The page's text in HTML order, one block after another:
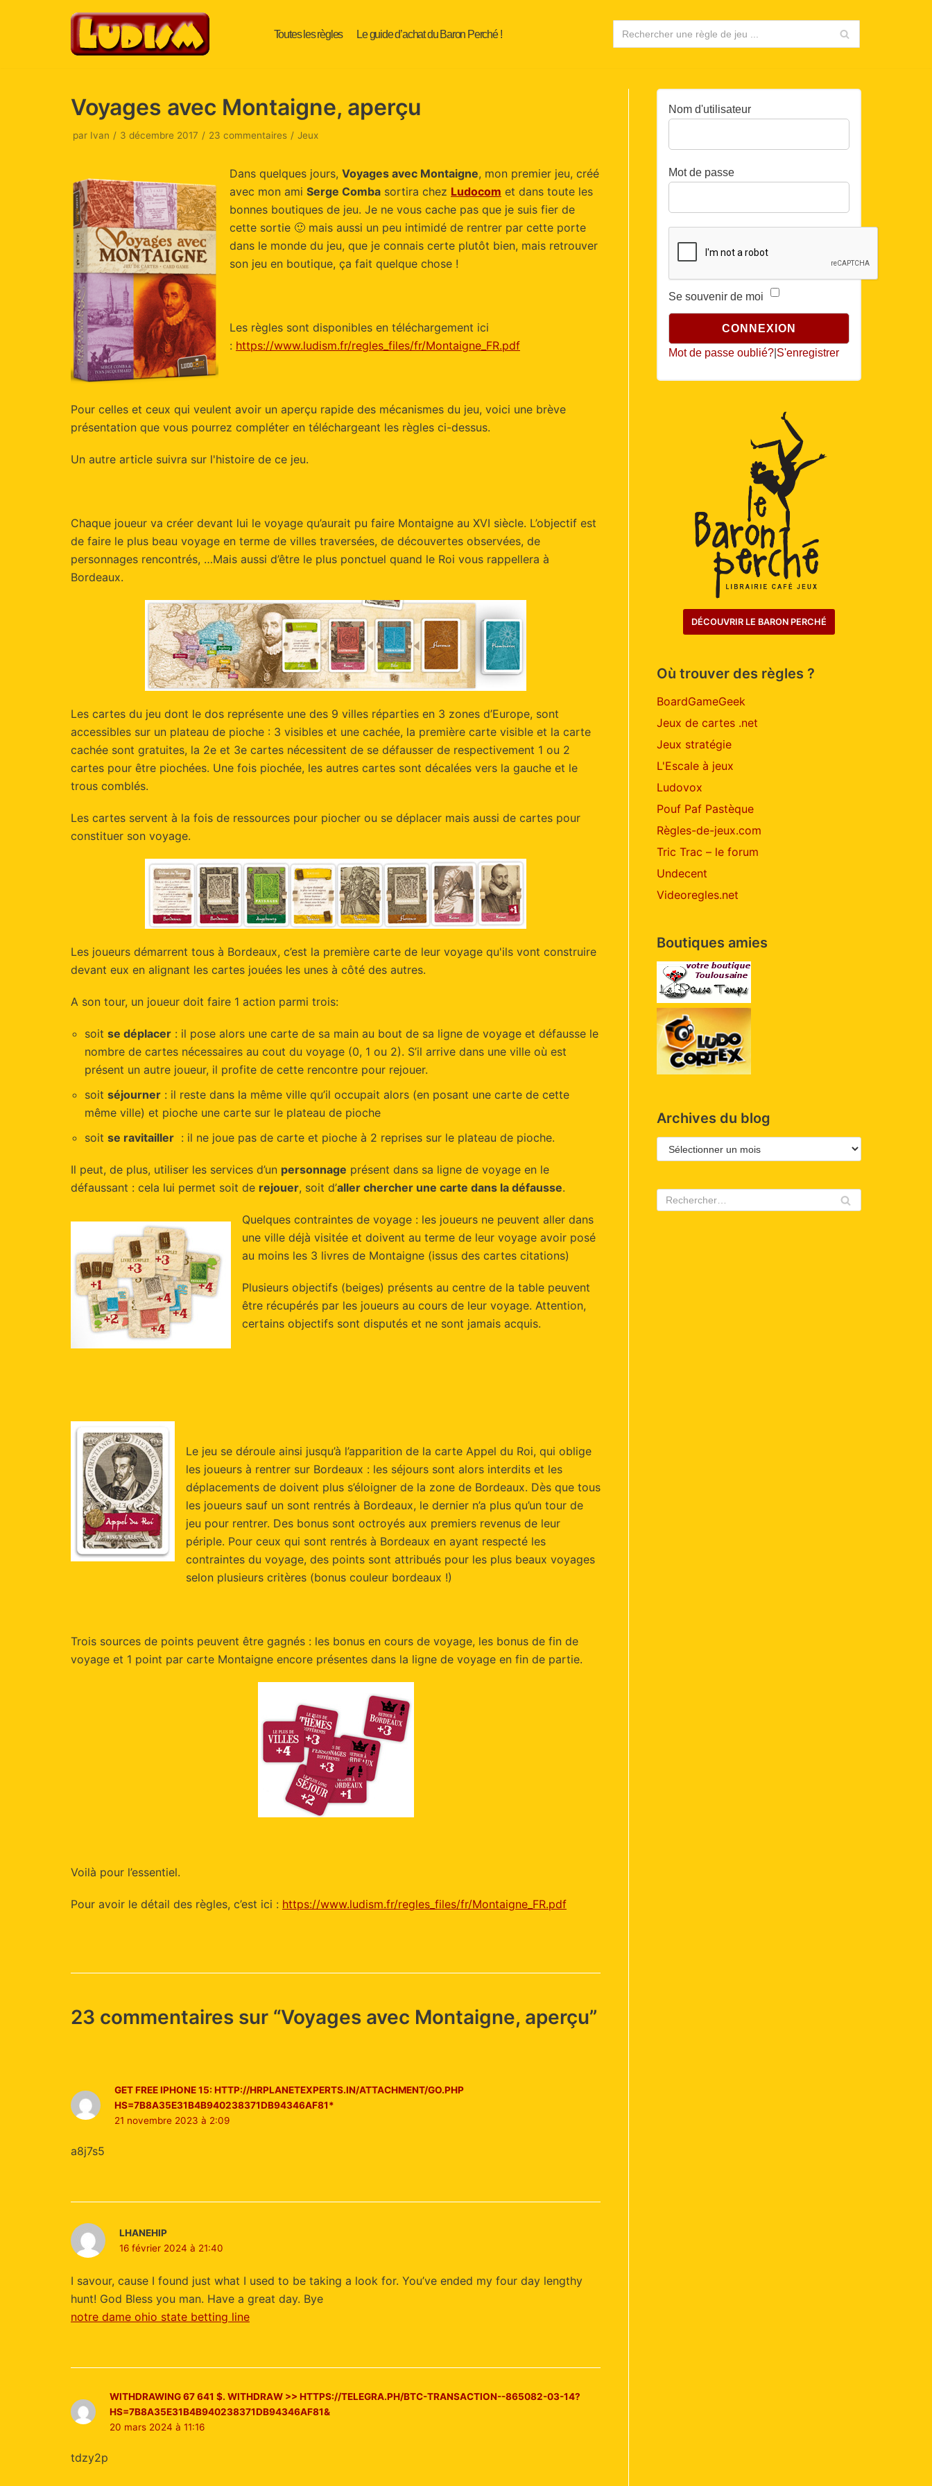
Toutes les règles Le guide d’achat du Baron Perché !
Voyages avec Montaigne, aperçu
par Ivan 3 décembre 2017 23 commentaires Jeux
Dans quelques jours, Voyages avec Montaigne, mon premier jeu, créé
avec mon ami Serge Comba sortira chez Ludocom et dans toute les
bonnes boutiques de jeu. Je ne vous cache pas que je suis fier de
cette sortie 🙂 mais aussi un peu intimidé de rentrer par cette porte
dans le monde du jeu, que je connais certe plutôt bien, mais retrouver
son jeu en boutique, ça fait quelque chose !
Les règles sont disponibles en téléchargement ici
: https://www.ludism.fr/regles_files/fr/Montaigne_FR.pdf
Pour celles et ceux qui veulent avoir un aperçu rapide des mécanismes du jeu, voici une brève
présentation que vous pourrez compléter en téléchargeant les règles ci-dessus.
Un autre article suivra sur l'histoire de ce jeu.
Chaque joueur va créer devant lui le voyage qu’aurait pu faire Montaigne au XVI siècle. L’objectif est
de faire le plus beau voyage en terme de villes traversées, de découvertes observées, de
personnages rencontrés, …Mais aussi d’être le plus ponctuel quand le Roi vous rappellera à
Bordeaux.
Les cartes du jeu dont le dos représente une des 9 villes réparties en 3 zones d’Europe, sont
accessibles sur un plateau de pioche : 3 visibles et une cachée, la première carte visible et la carte
cachée sont gratuites, la 2e et 3e cartes nécessitent de se défausser de respectivement 1 ou 2
cartes pour être piochées. Une fois piochée, les autres cartes sont décalées vers la gauche et le
trous comblés.
Les cartes servent à la fois de ressources pour piocher ou se déplacer mais aussi de cartes pour
constituer son voyage.
Les joueurs démarrent tous à Bordeaux, c’est la première carte de leur voyage qu'ils vont construire
devant eux en alignant les cartes jouées les unes à côté des autres.
A son tour, un joueur doit faire 1 action parmi trois:
soit se déplacer : il pose alors une carte de sa main au bout de sa ligne de voyage et défausse le
nombre de cartes nécessaires au cout du voyage (0, 1 ou 2). S’il arrive dans une ville où est
présent un autre joueur, il profite de cette rencontre pour rejouer.
soit séjourner : il reste dans la même ville qu’il occupait alors (en posant une carte de cette
même ville) et pioche une carte sur le plateau de pioche
soit se ravitailler : il ne joue pas de carte et pioche à 2 reprises sur le plateau de pioche.
Il peut, de plus, utiliser les services d’un personnage présent dans sa ligne de voyage en le
défaussant : cela lui permet soit de rejouer, soit d’aller chercher une carte dans la défausse.
Quelques contraintes de voyage : les joueurs ne peuvent aller dans
une ville déjà visitée et doivent au terme de leur voyage avoir posé
au moins les 3 livres de Montaigne (issus des cartes citations)
Plusieurs objectifs (beiges) présents au centre de la table peuvent
être récupérés par les joueurs au cours de leur voyage. Attention,
certains objectifs sont disputés et ne sont jamais acquis.
Le jeu se déroule ainsi jusqu’à l’apparition de la carte Appel du Roi, qui oblige
les joueurs à rentrer sur Bordeaux : les séjours sont alors interdits et les
déplacements de doivent plus s’éloigner de la zone de Bordeaux. Dès que tous
les joueurs sauf un sont rentrés à Bordeaux, le dernier n’a plus qu’un tour de
jeu pour rentrer. Des bonus sont octroyés aux premiers revenus de leur
périple. Pour ceux qui sont rentrés à Bordeaux en ayant respecté les
contraintes du voyage, des points sont attribués pour les plus beaux voyages
selon plusieurs critères (bonus couleur bordeaux !)
Trois sources de points peuvent être gagnés : les bonus en cours de voyage, les bonus de fin de
voyage et 1 point par carte Montaigne encore présentes dans la ligne de voyage en fin de partie.
Voilà pour l’essentiel.
Pour avoir le détail des règles, c’est ici : https://www.ludism.fr/regles_files/fr/Montaigne_FR.pdf
23 commentaires sur “Voyages avec Montaigne, aperçu”
GET FREE IPHONE 15: HTTP://HRPLANETEXPERTS.IN/ATTACHMENT/GO.PHP
HS=7B8A35E31B4B940238371DB94346AF81*
21 novembre 2023 à 2:09
a8j7s5
LHANEHIP
16 février 2024 à 21:40
I savour, cause I found just what I used to be taking a look for. You’ve ended my four day lengthy
hunt! God Bless you man. Have a great day. Bye
notre dame ohio state betting line
WITHDRAWING 67 641 $. WITHDRАW >> HTTPS://TELEGRA.PH/BTC-TRANSACTION--865082-03-14?
HS=7B8A35E31B4B940238371DB94346AF81&
20 mars 2024 à 11:16
tdzy2p
Nom d'utilisateur
Mot de passe
Se souvenir de moi
Mot de passe oublié? S'enregistrer
DÉCOUVRIR LE BARON PERCHÉ
Où trouver des règles ?
BoardGameGeek
Jeux de cartes .net
Jeux stratégie
L'Escale à jeux
Ludovox
Pouf Paf Pastèque
Règles-de-jeux.com
Tric Trac – le forum
Undecent
Videoregles.net
Boutiques amies
Archives du blog